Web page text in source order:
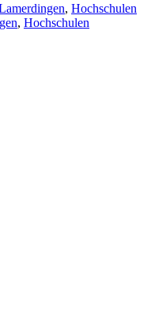
, Hochschulen
, Hochschulen